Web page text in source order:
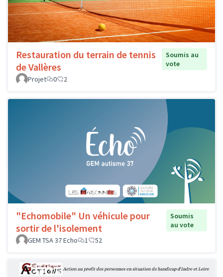
Restauration du terrain de tennis
de Vallères
Soumis au
vote
Projet
0 2
"Echomobile" Un véhicule pour
sortir de l'isolement
Soumis
au vote
GEM TSA 37 Echo
1 52